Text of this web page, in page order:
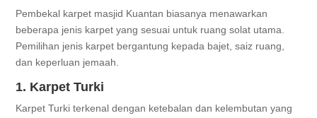
Pembekal karpet masjid Kuantan biasanya menawarkan
beberapa jenis karpet yang sesuai untuk ruang solat utama.
Pemilihan jenis karpet bergantung kepada bajet, saiz ruang,
dan keperluan jemaah.
1. Karpet Turki
Karpet Turki terkenal dengan ketebalan dan kelembutan yang